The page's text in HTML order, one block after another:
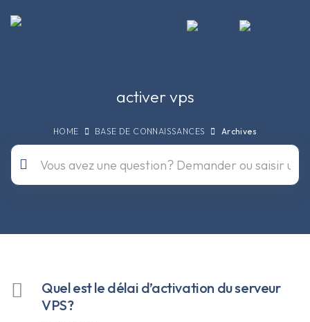
activer vps
HOME BASE DE CONNAISSANCES Archives
Quel est le délai d’activation du serveur
VPS?